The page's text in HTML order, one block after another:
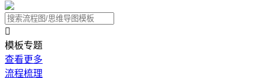

模板专题
查看更多
流程梳理